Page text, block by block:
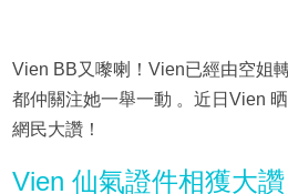
Vien BB又嚟喇！Vien已經由空姐
都仲關注她一舉一動 。近日Vien
網民大讚！
Vien 仙氣證件相獲大